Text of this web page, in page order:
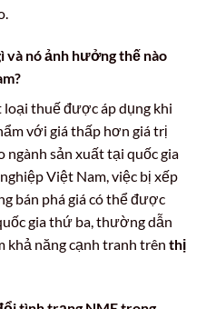
và nó ảnh hưởng thế nào
loại thuế được áp dụng khi
với giá thấp hơn giá trị
ngành sản xuất tại quốc gia
Việt Nam, việc bị xếp
bán phá giá có thể được
gia thứ ba, thường dẫn
khả năng cạnh tranh trên thị